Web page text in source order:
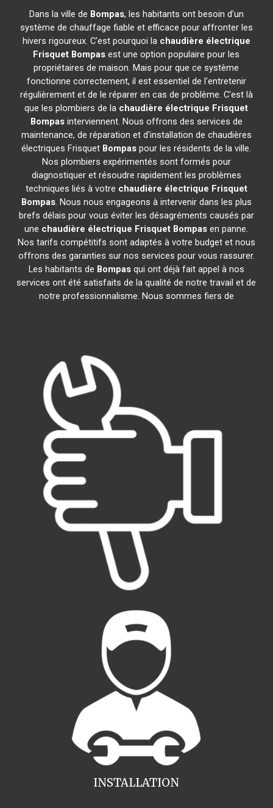
Dans la ville de Bompas, les habitants ont besoin d'un
système de chauffage fiable et efficace pour affronter les
hivers rigoureux. C'est pourquoi la chaudière électrique
Frisquet Bompas est une option populaire pour les
propriétaires de maison. Mais pour que ce système
fonctionne correctement, il est essentiel de l'entretenir
régulièrement et de le réparer en cas de problème. C'est là
que les plombiers de la chaudière électrique Frisquet
Bompasinterviennent. Nous offrons des services de
maintenance, de réparation et d'installation de chaudières
électriques Frisquet Bompas pour les résidents de la ville.
Nos plombiers expérimentés sont formés pour
diagnostiquer et résoudre rapidement les problèmes
techniques liés à votre chaudière électrique Frisquet
Bompas. Nous nous engageons à intervenir dans les plus
brefs délais pour vous éviter les désagréments causés par
une chaudière électrique Frisquet Bompas en panne.
Nos tarifs compétitifs sont adaptés à votre budget et nous
offrons des garanties sur nos services pour vous rassurer.
Les habitants de Bompasqui ont déjà fait appel à nos
services ont été satisfaits de la qualité de notre travail et de
notre professionnalisme. Nous sommes fiers de
INSTALLATION